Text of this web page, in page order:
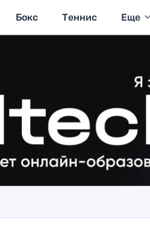
Бокс Теннис Еще